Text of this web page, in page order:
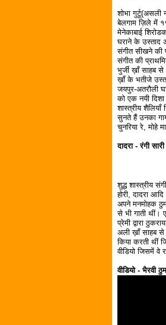
शोभा गुर्टू(असली
बेलगाम ज़िले में
मेनेकाबाई
घराने के उस्ताद
संगीत सीखने की
संगीत की
भुर्जी ख़ाँ साहब
ख़ाँ के भतीजे
जयपुर-अतरौली
को एक नयी
शास्त्रीय
सुनते हैं उनका
चुनरिया रे, मोहे
दादरा - रंगी
शुद्ध शास्त्रीय
होरी, दादरा
अपने मनमोहक
से भी गाती थीं।
प्रेमी द्वारा
अली ख़ाँ साहब से
किया करती थीं
वीडियो जिसमें वे
वीडियो - भैरवी